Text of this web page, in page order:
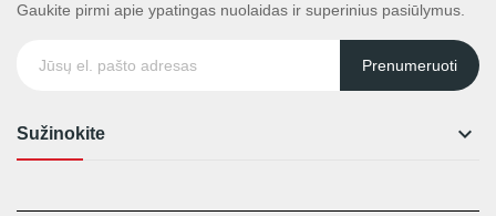
Gaukite pirmi apie ypatingas nuolaidas ir superinius pasiūlymus.
Prenumeruoti
Sužinokite 